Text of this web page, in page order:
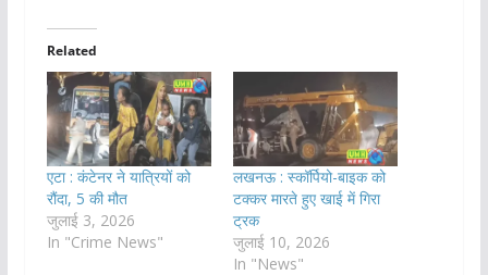
Related
एटा : कंटेनर ने यात्रियों को
रौंदा, 5 की मौत
जुलाई 3, 2026
In "Crime News"
लखनऊ : स्कॉर्पियो-बाइक को
टक्कर मारते हुए खाई में गिरा
ट्रक
जुलाई 10, 2026
In "News"